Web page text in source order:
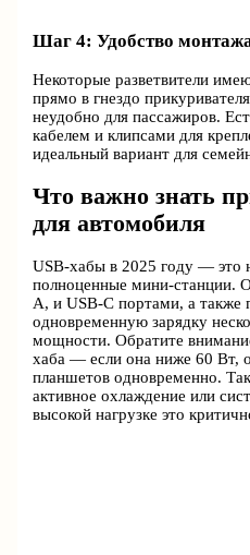
Шаг 4: Удобство
Некоторые разветвители
прямо в гнездо
неудобно для пассажиров.
кабелем и клипсами для
идеальный вариант для
Что важно знать
для автомобиля
USB-хабы в 2025 году — это
полноценные мини-станции.
A, и USB-C портами, а также
одновременную зарядку
мощности. Обратите
хаба — если она ниже 60 Вт,
планшетов одновременно.
активное охлаждение или
высокой нагрузке это